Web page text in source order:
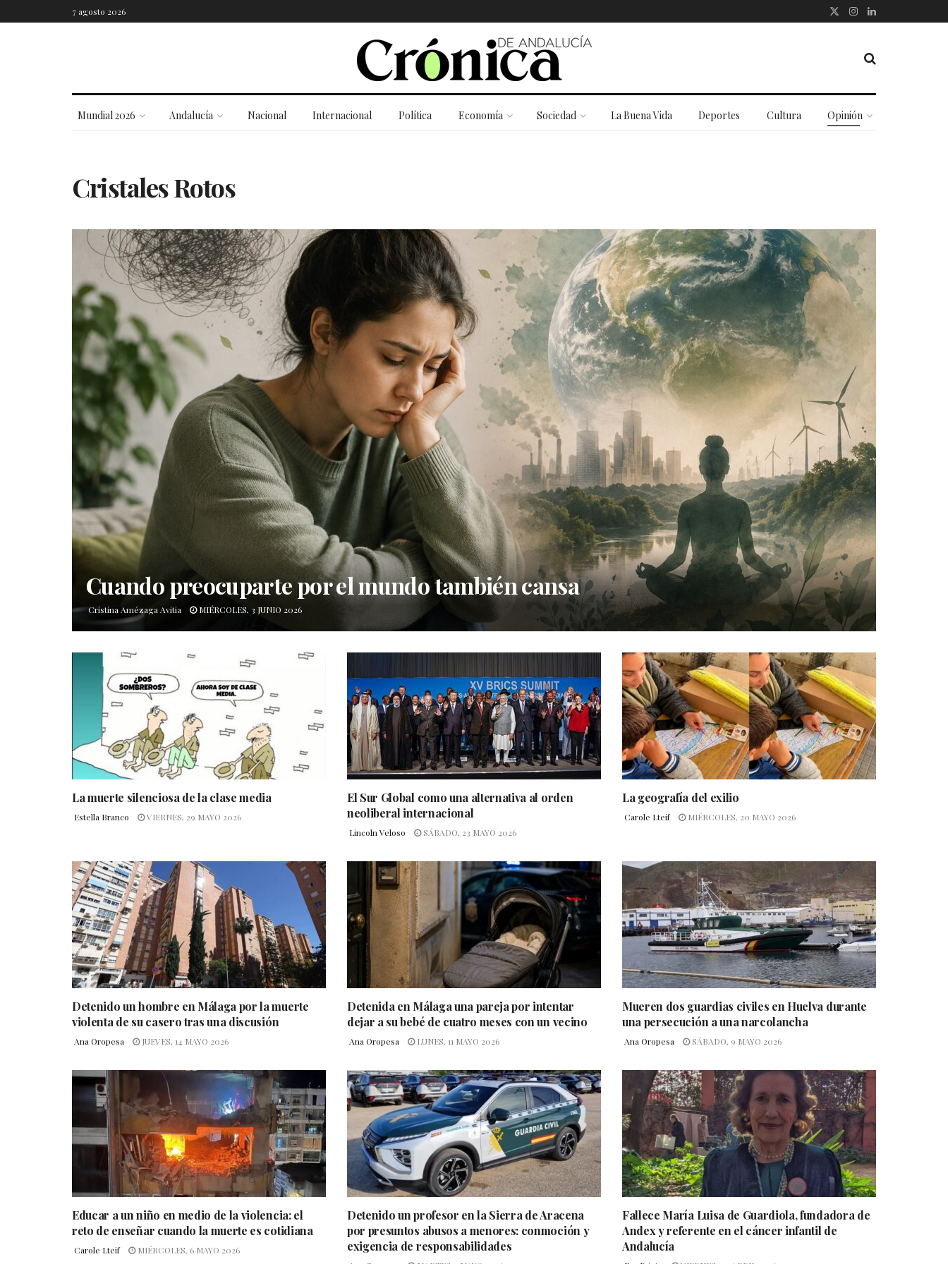
7 agosto 2026
Mundial 2026 Andalucía Nacional Internacional Política Economía Sociedad La Buena Vida Deportes Cultura Opinión
Cristales Rotos
Cuando preocuparte por el mundo también cansa
Cristina Amézaga Avitia MIÉRCOLES, 3 JUNIO 2026
La muerte silenciosa de la clase media
Estella Branco VIERNES, 29 MAYO 2026
El Sur Global como una alternativa al orden
neoliberal internacional
Lincoln Veloso SÁBADO, 23 MAYO 2026
La geografía del exilio
Carole Lteif MIÉRCOLES, 20 MAYO 2026
Detenido un hombre en Málaga por la muerte
violenta de su casero tras una discusión
Ana Oropesa JUEVES, 14 MAYO 2026
Detenida en Málaga una pareja por intentar
dejar a su bebé de cuatro meses con un vecino
Ana Oropesa LUNES, 11 MAYO 2026
Mueren dos guardias civiles en Huelva durante
una persecución a una narcolancha
Ana Oropesa SÁBADO, 9 MAYO 2026
Educar a un niño en medio de la violencia: el
reto de enseñar cuando la muerte es cotidiana
Carole Lteif MIÉRCOLES, 6 MAYO 2026
Detenido un profesor en la Sierra de Aracena
por presuntos abusos a menores: conmoción y
exigencia de responsabilidades
Fallece María Luisa de Guardiola, fundadora de
Andex y referente en el cáncer infantil de
Andalucía